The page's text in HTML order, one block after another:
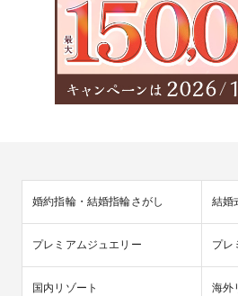
チコースのご試食で おふたりの
ぐっと広がる特別なフェア
１．経験豊富な専任のプランナーとの
おふたりのご希望に沿った結婚式をご提
2．選べる2つのチャペルのご案内
日本を代表する建築家“隈研吾氏”が手
特選牛食べ比べ・オマール海老
豪華フレンチ7品目4万円相当をご用意
婚約指輪・結婚指輪さがし 結婚
プレミアムジュエリー プレ
国内リゾート 海外